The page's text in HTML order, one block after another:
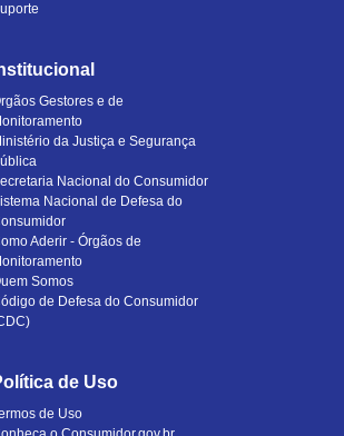
Gestores e de
da Justiça e Segurança
Nacional do Consumidor
Nacional de Defesa do
Aderir - Órgãos de
Somos
de Defesa do Consumidor
de Uso
de Uso